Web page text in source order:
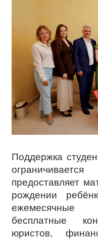
Поддержка
предоставляет
рождении
ежемесячные
бесплатные
юристов,